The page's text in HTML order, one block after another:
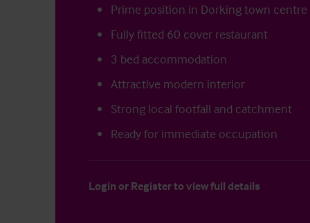
Prime position in Dorking town centre
Fully fitted 60 cover restaurant
3 bed accommodation
Attractive modern interior
Strong local footfall and catchment
Ready for immediate occupation
Login or Registerto view full details